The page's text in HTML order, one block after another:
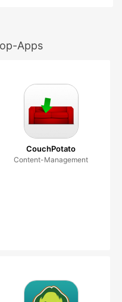
Apps
CouchPotato
Content-Management